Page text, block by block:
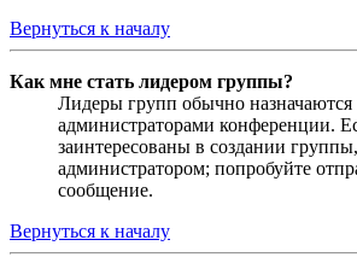
Вернуться к началу
Как мне стать лидером группы?
Лидеры групп обычно назначаются
администраторами конференции.
заинтересованы в создании
администратором; попробуйте
сообщение.
Вернуться к началу